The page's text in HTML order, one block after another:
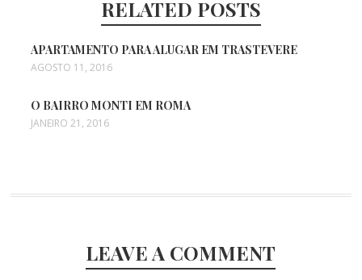
RELATED POSTS
APARTAMENTO PARA ALUGAR EM TRASTEVERE
AGOSTO 11, 2016
O BAIRRO MONTI EM ROMA
JANEIRO 21, 2016
LEAVE A COMMENT